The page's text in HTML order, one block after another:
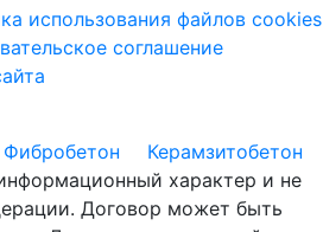
использования файлов cookies
соглашение
Фибробетон
Керамзитобетон
характер и не
Договор может быть